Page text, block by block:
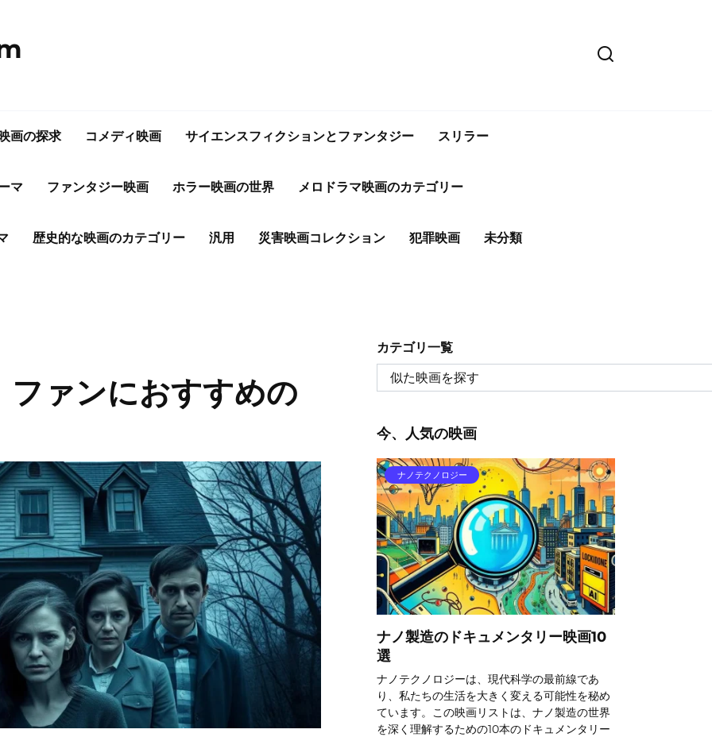
画の探求 コメディ映画 サイエンスフィクションとファンタジー スリラー
マ ファンタジー映画 ホラー映画の世界 メロドラマ映画のカテゴリー
歴史的な映画のカテゴリー 汎用 災害映画コレクション 犯罪映画 未分類
ァンにおすすめの
カテゴリ一覧
今、人気の映画
ナノテクノロジー
ナノ製造のドキュメンタリー映画10
選
ナノテクノロジーは、現代科学の最前線であ
り、私たちの生活を大きく変える可能性を秘め
ています。この映画リストは、ナノ製造の世界
を深く理解するための10本のドキュメンタリー